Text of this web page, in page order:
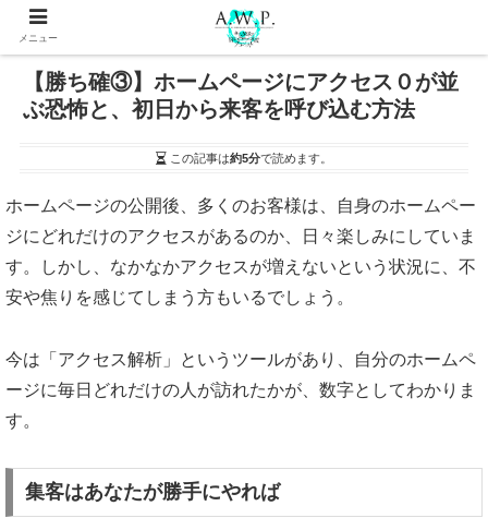
【勝ち確③】ホームページにアクセス０が並
ぶ恐怖と、初日から来客を呼び込む方法
この記事は約5分で読めます。
ホームページの公開後、多くのお客様は、自身のホームペー
ジにどれだけのアクセスがあるのか、日々楽しみにしていま
す。しかし、なかなかアクセスが増えないという状況に、不
安や焦りを感じてしまう方もいるでしょう。
今は「アクセス解析」というツールがあり、自分のホームペ
ージに毎日どれだけの人が訪れたかが、数字としてわかりま
す。
集客はあなたが勝手にやれば
メニュー